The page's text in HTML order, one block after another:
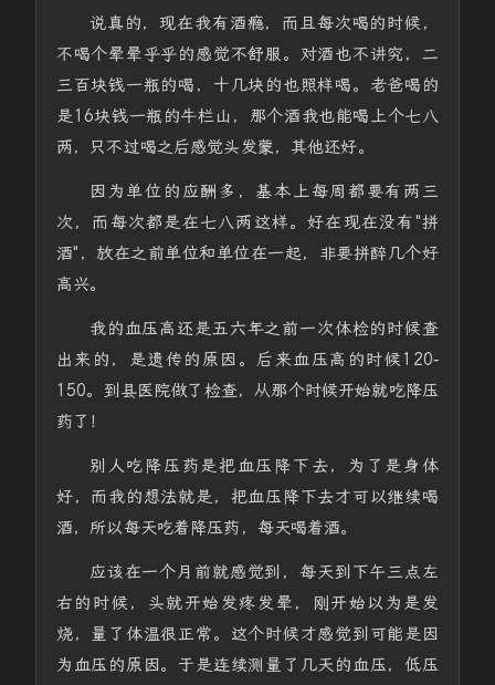
说真的，现在我有酒瘾，而且每次喝的时候，
不喝个晕晕乎乎的感觉不舒服。对酒也不讲究，二
三百块钱一瓶的喝，十几块的也照样喝。老爸喝的
是16块钱一瓶的牛栏山，那个酒我也能喝上个七八
两，只不过喝之后感觉头发蒙，其他还好。
因为单位的应酬多，基本上每周都要有两三
次，而每次都是在七八两这样。好在现在没有"拼
酒"，放在之前单位和单位在一起，非要拼醉几个好
高兴。
我的血压高还是五六年之前一次体检的时候查
出来的，是遗传的原因。后来血压高的时候120-
150。到县医院做了检查，从那个时候开始就吃降压
药了！
别人吃降压药是把血压降下去，为了是身体
好，而我的想法就是，把血压降下去才可以继续喝
酒，所以每天吃着降压药，每天喝着酒。
应该在一个月前就感觉到，每天到下午三点左
右的时候，头就开始发疼发晕，刚开始以为是发
烧，量了体温很正常。这个时候才感觉到可能是因
为血压的原因。于是连续测量了几天的血压，低压